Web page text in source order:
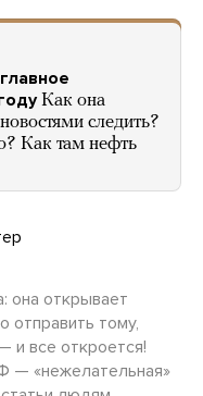
Как она
следить?
Как там нефть
она открывает
отправить тому,
и все откроется!
— «нежелательная»